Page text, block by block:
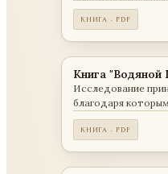
протяжении
КНИГА · PDF
Книга "Водяной
Исследование
благодаря
и порядок на
КНИГА · PDF